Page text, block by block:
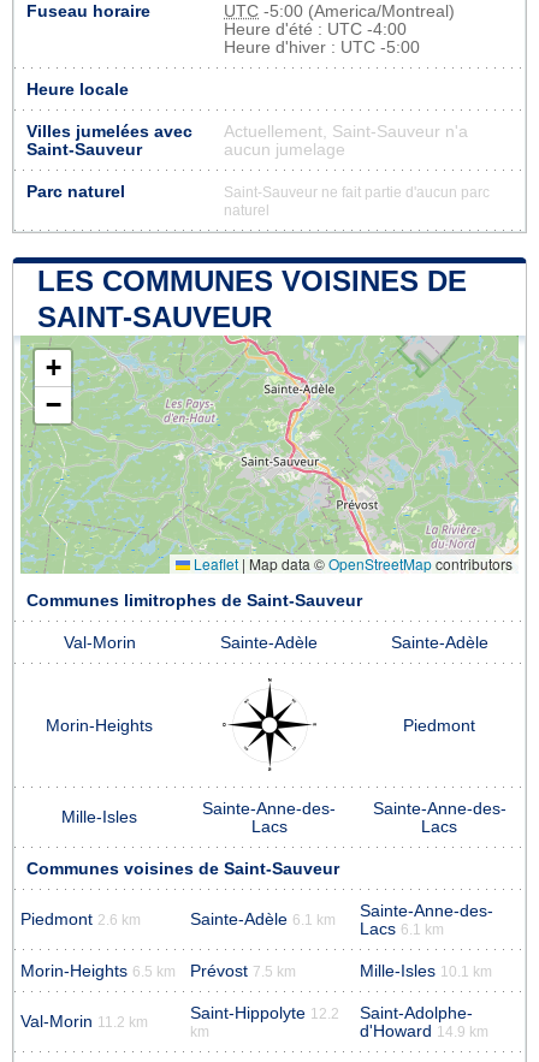
Fuseau horaire UTC -5:00 (America/Montreal)
Heure d'été : UTC -4:00
Heure d'hiver : UTC -5:00
Heure locale
Villes jumelées avec
Saint-Sauveur
Actuellement, Saint-Sauveur n'a
aucun jumelage
Parc naturel
Saint-Sauveur ne fait partie d'aucun parc
naturel
LES COMMUNES VOISINES DE
SAINT-SAUVEUR
+
−
Leaflet |Map data ©OpenStreetMapcontributors
Communes limitrophes de Saint-Sauveur
Val-Morin Sainte-Adèle Sainte-Adèle
Morin-Heights Piedmont
Mille-Isles
Sainte-Anne-des-
Lacs
Sainte-Anne-des-
Lacs
Communes voisines de Saint-Sauveur
Piedmont 2.6 km Sainte-Adèle 6.1 km
Sainte-Anne-des-
Lacs 6.1 km
Morin-Heights 6.5 km Prévost 7.5 km Mille-Isles 10.1 km
Val-Morin 11.2 km Saint-Hippolyte 12.2
km
Saint-Adolphe-
d'Howard 14.9 km